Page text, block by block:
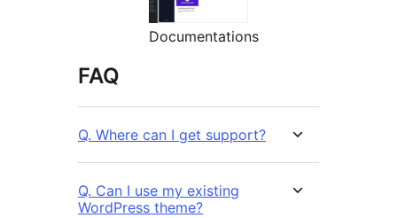
Documentations
FAQ
Q. Where can I get support?
Q. Can I use my existing
WordPress theme?